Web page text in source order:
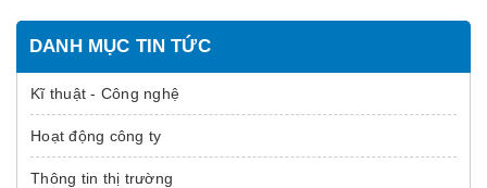
DANH MỤC TIN TỨC
Kĩ thuật - Công nghệ
Hoạt động công ty
Thông tin thị trường